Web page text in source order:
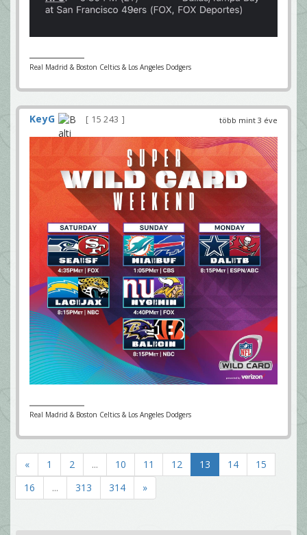
Real Madrid & Boston Celtics & Los Angeles Dodgers
több mint 3 éve
KeyG 15 243
Real Madrid & Boston Celtics & Los Angeles Dodgers
« 1 2 ... 10 11 12 13 14
15
16
... 313 314 »